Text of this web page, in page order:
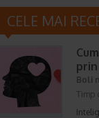
CELE MAI
Boli
Timp